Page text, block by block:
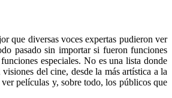
que diversas voces expertas pudieron ver
pasado sin importar si fueron funciones
especiales. No es una lista donde
del cine, desde la más artística a la
películas y, sobre todo, los públicos que